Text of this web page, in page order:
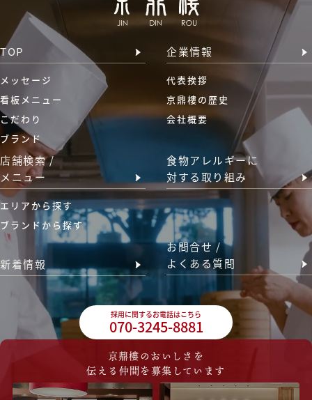
TOP
メッセージ
看板メニュー
こだわり
ブランド
店舗検索 /
メニュー
エリアから探す
ブランドから探す
新着情報
企業情報
代表挨拶
京鼎樓の歴史
会社概要
食物アレルギーに
対する取り組み
お問合せ /
よくある質問
採用に関するお電話はこちら
070-3245-8881
京鼎樓のおいしさを
伝える仲間を募集しています